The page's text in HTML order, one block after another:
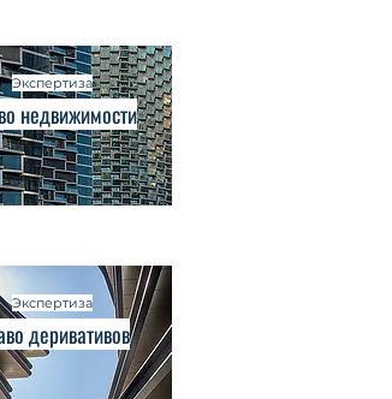
Экспертиза
недвижимости
Экспертиза
деривативов